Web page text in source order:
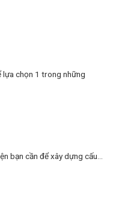
lựa chọn 1 trong những
bạn cần để xây dựng cấu...